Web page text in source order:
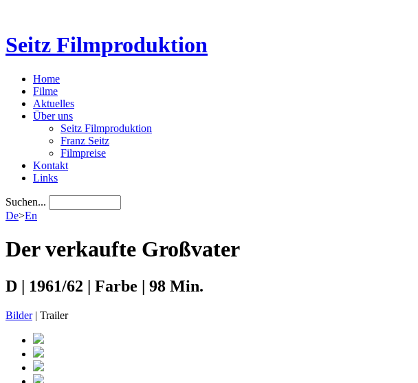
Seitz Filmproduktion
Home
Filme
Aktuelles
Über uns
Seitz Filmproduktion
Franz Seitz
Filmpreise
Kontakt
Links
Suchen...
De>En
Der verkaufte Großvater
D | 1961/62 | Farbe | 98 Min.
Bilder| Trailer